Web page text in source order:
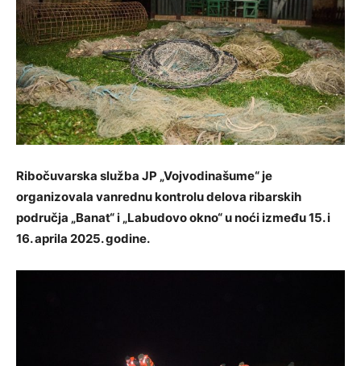
Ribočuvarska služba JP „Vojvodinašume“ je
organizovala vanrednu kontrolu delova ribarskih
područja „Banat“ i „Labudovo okno“ u noći između 15. i
16. aprila 2025. godine.